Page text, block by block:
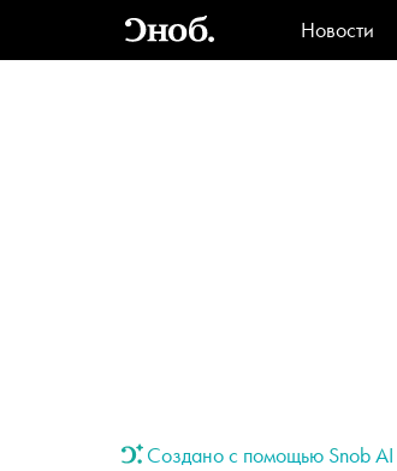
Новости
Создано с помощью Snob AI